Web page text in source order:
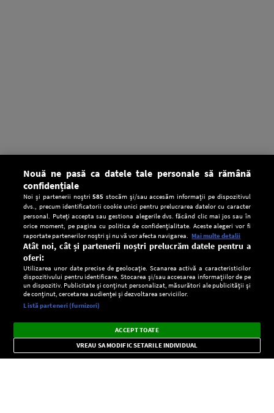
CONFIDENŢIALITATE
Setări:
Dark
Mode
Radio live, podcasturi, știri și alerte
importante.
×
Nouă ne pasă ca datele tale personale să rămână
confidențiale
Noi și partenerii noștri585 stocăm și/sau accesăm informații pe dispozitivul
dvs., precum identificatorii cookie unici pentru prelucrarea datelor cu caracter
personal. Puteți accepta sau gestiona alegerile dvs. făcând clic mai jos sau în
orice moment, pe pagina cu politica de confidențialitate. Aceste alegeri vor fi
raportate partenerilor noștri și nu vă vor afecta navigarea. Mai multe detalii
Atât noi, cât și partenerii noștri prelucrăm datele pentru a
oferi:
Utilizarea unor date precise de geolocație. Scanarea activă a caracteristicilor
dispozitivului pentru identificare. Stocarea și/sau accesarea informațiilor de pe
un dispozitiv. Publicitate și conținut personalizat, măsurători ale publicității și
de conținut, cercetarea audienței și dezvoltarea serviciilor.
Listă parteneri (furnizori)
ACCEPT TOATE
VREAU SA MODIFIC SETARILE INDIVIDUAL